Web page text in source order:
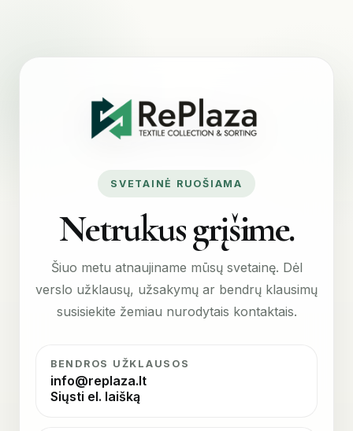
SVETAINĖ RUOŠIAMA
Netrukus grįšime.
Šiuo metu atnaujiname mūsų svetainę. Dėl
verslo užklausų, užsakymų ar bendrų klausimų
susisiekite žemiau nurodytais kontaktais.
BENDROS UŽKLAUSOS
info@replaza.lt
Siųsti el. laišką